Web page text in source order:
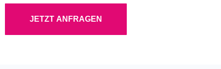
JETZT ANFRAGEN